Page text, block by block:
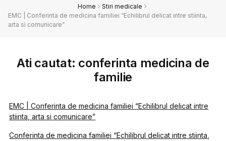
Home
Stiri medicale
EMC | Conferinta de medicina familiei “Echilibrul delicat intre stiinta,
arta si comunicare”
Ati cautat: conferinta medicina de
familie
EMC | Conferinta de medicina familiei “Echilibrul delicat intre
stiinta, arta si comunicare”
Conferinta de medicina familiei “Echilibrul delicat intre stiinta,